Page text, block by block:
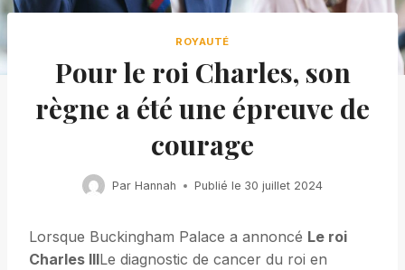
ROYAUTÉ
Pour le roi Charles, son
règne a été une épreuve de
courage
Par Hannah Publié le 30 juillet 2024
Lorsque Buckingham Palace a annoncé Le roi
Charles IIILe diagnostic de cancer du roi en